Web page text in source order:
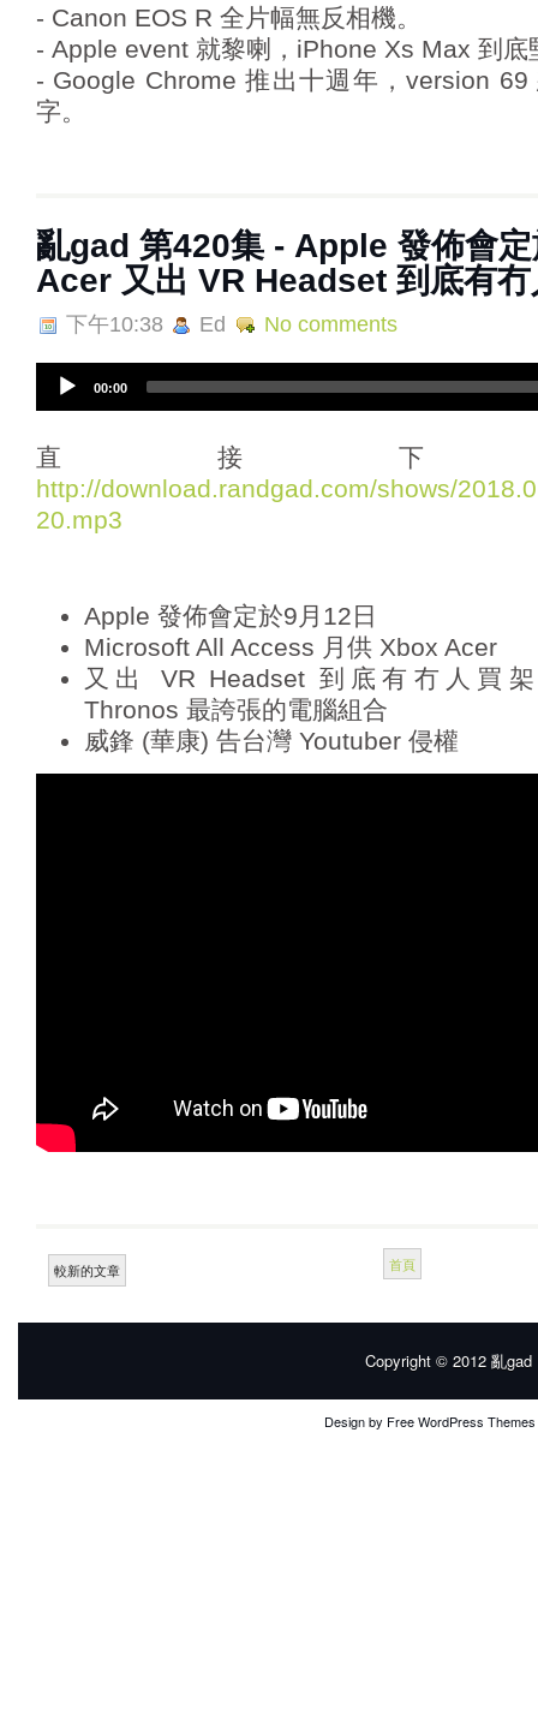
- Canon EOS R 全片幅無反相機。
- Apple event 就黎喇，iPhone Xs Max 到底
- Google Chrome 推出十週年，version
字。
亂gad 第420集 - Apple 發佈會
Acer 又出 VR Headset 到底有冇
下午10:38 Ed No comments
i
o
P
l
00:00
直接
http://download.randgad.com/shows/
20.mp3
Apple 發佈會定於9月12日
Microsoft All Access 月供 Xbox Acer
又出 VR Headset 到底有冇人買
Thronos 最誇張的電腦組合
威鋒 (華康) 告台灣 Youtuber 侵權
較新的文章 首頁
Copyright © 2012 亂gad
Design by Free WordPress Themes